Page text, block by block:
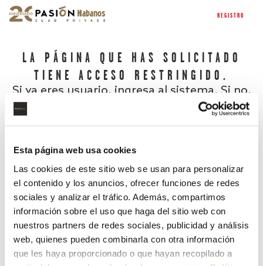
Esta página web usa cookies
Las cookies de este sitio web se usan para personalizar
el contenido y los anuncios, ofrecer funciones de redes
sociales y analizar el tráfico. Además, compartimos
información sobre el uso que haga del sitio web con
nuestros partners de redes sociales, publicidad y análisis
web, quienes pueden combinarla con otra información
que les haya proporcionado o que hayan recopilado a
REGISTRO
LA PÁGINA QUE HAS SOLICITADO
TIENE ACCESO RESTRINGIDO.
Si ya eres usuario, ingresa al sistema. Si no,
¿Has olvidado tu contraseña?